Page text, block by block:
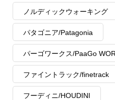
ノルディックウォーキング
パタゴニア/Patagonia
パーゴワークス/PaaGo
ファイントラック/finetrack
フーディニ/HOUDINI